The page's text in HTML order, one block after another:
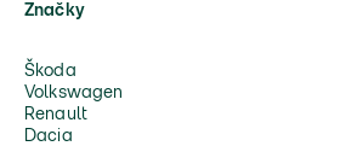
Značky
Škoda
Volkswagen
Renault
Dacia